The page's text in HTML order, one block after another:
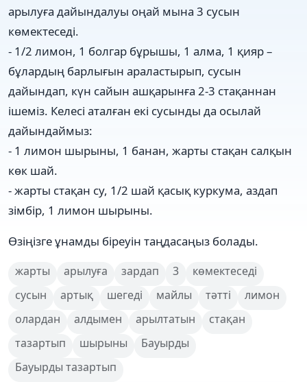
арылуға дайындалуы оңай мына 3 сусын
көмектеседі.
- 1/2 лимон, 1 болгар бұрышы, 1 алма, 1 қияр –
бұлардың барлығын араластырып, сусын
дайындап, күн сайын ашқарынға 2-3 стақаннан
ішеміз. Келесі аталған екі сусынды да осылай
дайындаймыз:
- 1 лимон шырыны, 1 банан, жарты стақан салқын
көк шай.
- жарты стақан су, 1/2 шай қасық куркума, аздап
зімбір, 1 лимон шырыны.
Өзіңізге ұнамды біреуін таңдасаңыз болады.
жарты арылуға зардап 3
көмектеседі
сусын
артық шегеді майлы тәтті
лимон
олардан
алдымен арылтатын
стақан
тазартып
шырыны
Бауырды
Бауырды тазартып